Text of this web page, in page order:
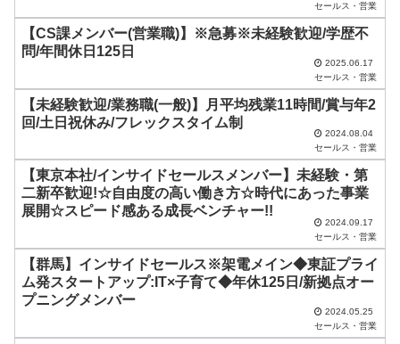
ま
ま
て
く
だ
。
セールス・営業
【CS課メンバー(営業職)】※急募※未経験歓迎/学歴不
問/年間休日125日
2025.06.17
セールス・営業
【未経験歓迎/業務職(一般)】月平均残業11時間/賞与年2
回/土日祝休み/フレックスタイム制
2024.08.04
セールス・営業
【東京本社/インサイドセールスメンバー】未経験・第
二新卒歓迎!☆自由度の高い働き方☆時代にあった事業
展開☆スピード感ある成長ベンチャー!!
2024.09.17
セールス・営業
【群馬】インサイドセールス※架電メイン◆東証プライ
ム発スタートアップ:IT×子育て◆年休125日/新拠点オー
プニングメンバー
2024.05.25
セールス・営業